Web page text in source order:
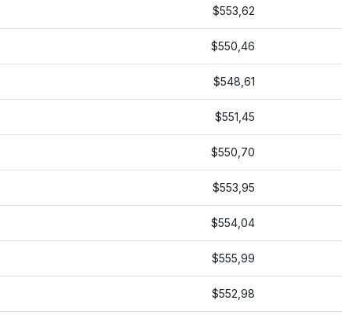
$553,62
$550,46
$548,61
$551,45
$550,70
$553,95
$554,04
$555,99
$552,98